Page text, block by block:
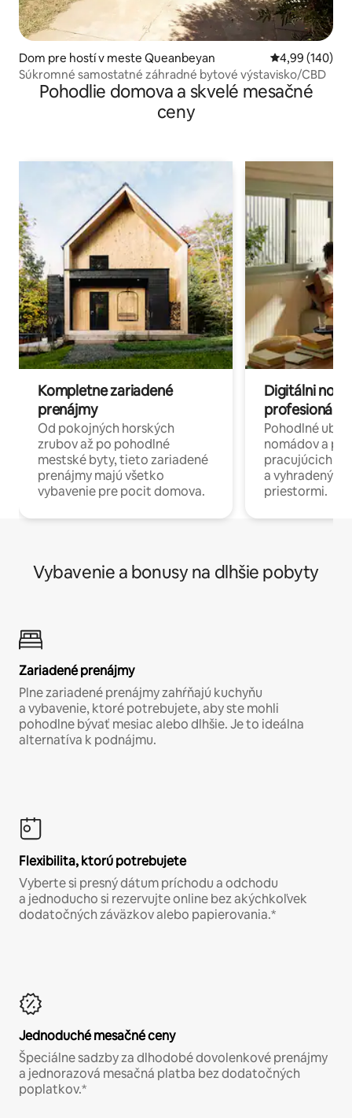
Dom pre hostí v meste Queanbeyan Priemerné
4,99 (140)
Súkromné samostatné záhradné bytové výstavisko/CBD
Pohodlie domova a skvelé mesačné
ceny
Kompletne zariadené
prenájmy
Od pokojných horských
zrubov až po pohodlné
mestské byty, tieto zariadené
prenájmy majú všetko
vybavenie pre pocit domova.
Digitálni
profesionáli
Pohodlné
nomádov a
pracujúcich
a
priestormi.
Vybavenie a bonusy na dlhšie pobyty
Zariadené prenájmy
Plne zariadené prenájmy zahŕňajú kuchyňu
a vybavenie, ktoré potrebujete, aby ste mohli
pohodlne bývať mesiac alebo dlhšie. Je to ideálna
alternatíva k podnájmu.
Flexibilita, ktorú potrebujete
Vyberte si presný dátum príchodu a odchodu
a jednoducho si rezervujte online bez akýchkoľvek
dodatočných záväzkov alebo papierovania.*
Jednoduché mesačné ceny
Špeciálne sadzby za dlhodobé dovolenkové prenájmy
a jednorazová mesačná platba bez dodatočných
poplatkov.*